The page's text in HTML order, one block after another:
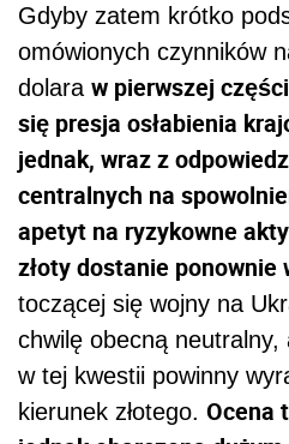
Gdyby zatem krótko
omówionych czynników
dolara w pierwszej
się presja osłabienia
jednak, wraz z
centralnych na
apetyt na ryzykowne
złoty dostanie ponownie
toczącej się wojny na
chwilę obecną
w tej kwestii powinny
kierunek złotego. Ocena